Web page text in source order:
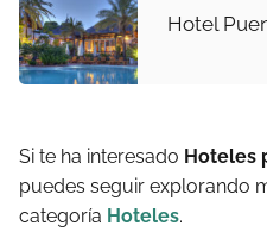
Hotel
Si te ha interesado Hoteles
puedes seguir explorando
categoría Hoteles.